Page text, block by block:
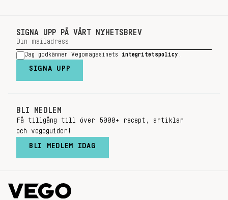
SIGNA UPP PÅ VÅRT NYHETSBREV
Jag godkänner Vegomagasinets integritetspolicy
SIGNA UPP
BLI MEDLEM
Få tillgång till över 5000+ recept, artiklar
och vegoguider!
BLI MEDLEM IDAG